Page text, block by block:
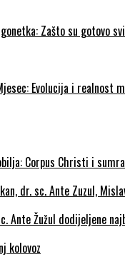
Zašto su gotovo
Evolucija i realnost
Corpus Christi i
Ante Žužul dodijeljene